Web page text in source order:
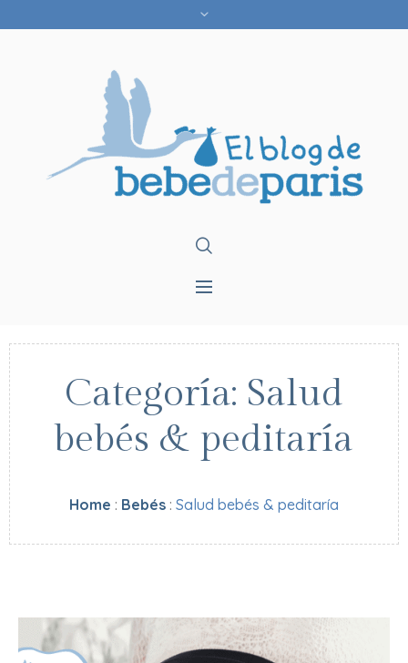
Categoría: Salud
bebés & peditaría
Home : Bebés : Salud bebés & peditaría